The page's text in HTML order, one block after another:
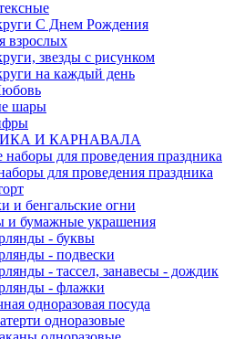
С Днем Рождения
взрослых
звезды с рисунком
на каждый день
шары
И КАРНАВАЛА
наборы для проведения праздника
для проведения праздника
и бенгальские огни
и бумажные украшения
- буквы
- подвески
- тассел, занавесы - дождик
- флажки
одноразовая посуда
одноразовые